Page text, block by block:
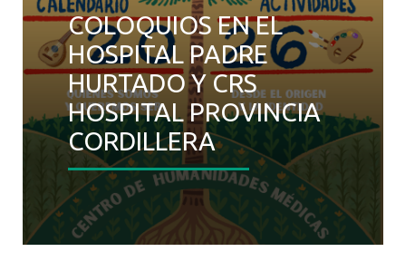
COLOQUIOS EN EL
HOSPITAL PADRE
HURTADO Y CRS
HOSPITAL PROVINCIA
CORDILLERA